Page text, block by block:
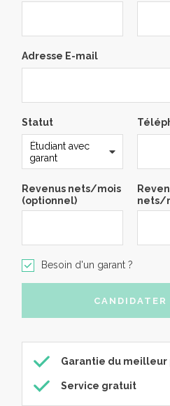
Adresse E-mail
Statut
Revenus nets/mois
(optionnel)
nets/
Besoin d'un garant ?
Garantie du meilleur
Service gratuit